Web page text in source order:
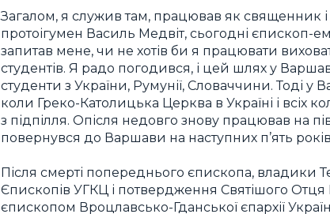
Загалом, я служив там, працював як священник
протоігумен Василь Медвіт, сьогодні
запитав мене, чи не хотів би я працювати
студентів. Я радо погодився, і цей шлях у
студенти з України, Румунії, Словаччини. Тоді у
коли Греко-Католицька Церква в Україні і всіх
з підпілля. Опісля недовго знову працював на
повернувся до Варшави на наступних п’ять
Після смерті попереднього єпископа, владики
Єпископів УГКЦ і потвердження Святішого Отця
єпископом Вроцлавсько-Гданської єпархії